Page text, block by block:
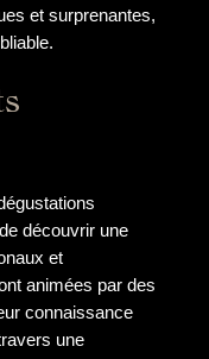
et surprenantes,
découvrir une
et
animées par des
connaissance
une